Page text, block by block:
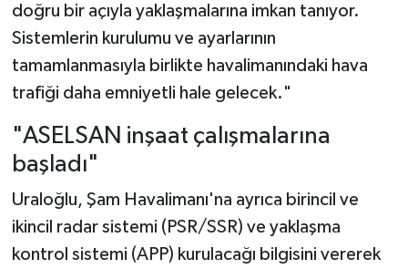
doğru bir açıyla yaklaşmalarına imkan tanıyor.
Sistemlerin kurulumu ve ayarlarının
tamamlanmasıyla birlikte havalimanındaki hava
trafiği daha emniyetli hale gelecek."
"ASELSAN inşaat çalışmalarına
başladı"
Uraloğlu, Şam Havalimanı'na ayrıca birincil ve
ikincil radar sistemi (PSR/SSR) ve yaklaşma
kontrol sistemi (APP) kurulacağı bilgisini vererek